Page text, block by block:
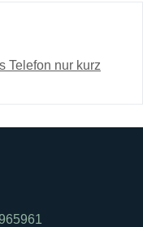
Telefon nur kurz